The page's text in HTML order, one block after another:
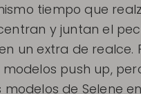
tiempo que
y juntan el
un extra de
modelos push up,
modelos de Selene